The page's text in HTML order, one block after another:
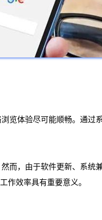
览体验尽可能顺畅。通过
而，由于软件更新、系统
作效率具有重要意义。